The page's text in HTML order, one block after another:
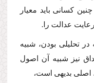
كسانى باید معیار
عدالت را.
تحلیلى بودن، شبیه
نیز شبیه آن اصول
بدیهى است،